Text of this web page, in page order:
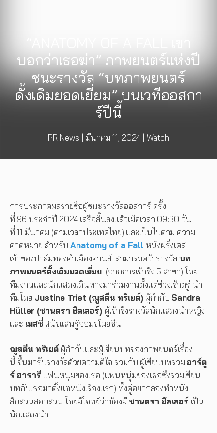
บอกว่าเธอฆ่า” ภาพยนตร์แห่งปี
ชนะรางวัล “บทภาพยนตร์
ดั้งเดิมยอดเยี่ยม” บนเวทีออสกา
ร์ปีนี้
PR News | มีนาคม 11, 2024 | Watch
การประกาศผลรายชื่อผู้ชนะรางวัลออสการ์ ครั้ง
ที่ 96 ประจำปี 2024 เสร็จสิ้นลงแล้วเมื่อเวลา 09:30 วัน
ที่ 11 มีนาคม (ตามเวลาประเทศไทย) และเป็นไปตาม ความ
คาดหมาย สำหรับ Anatomy of a Fall หนังฝรั่งเศส
เจ้าของปาล์มทองคำเมืองคานส์ สามารถคว้ารางวัล บท
ภาพยนตร์ดั้งเดิมยอดเยี่ยม (จากการเข้าชิง 5 สาขา) โดย
ทีมงานและนักแสดงเดินทางมาร่วมงานตั้งแต่ช่วงเช้าตรู่ นำ
ทีมโดย Justine Triet (ฌูสตีน ทริเยต์) ผู้กำกับ Sandra
Hüller (ซานดรา ฮึลเลอร์) ผู้เข้าชิงรางวัลนักแสดงนำหญิง
และ เมสซี่ สุนัขแสนรู้จอมขโมยซีน
ฌูสตีน ทริเยต์ ผู้กำกับและผู้เขียนบทของภาพยนตร์เรื่อง
นี้ ขึ้นมารับรางวัลด้วยความดีใจ ร่วมกับ ผู้เขียบบทร่วม อาร์ตู
ร์ ฮารารี แฟนหนุ่มของเธอ (แฟนหนุ่มของเธอซึ่งร่วมเขียน
บทกับเธอมาตั้งแต่หนังเรื่องแรก) ทั้งคู่อยากลองทำหนัง
สืบสวนสอบสวน โดยมีโจทย์ว่าต้องมี ซานดรา ฮึลเลอร์ เป็น
นักแสดงนำ